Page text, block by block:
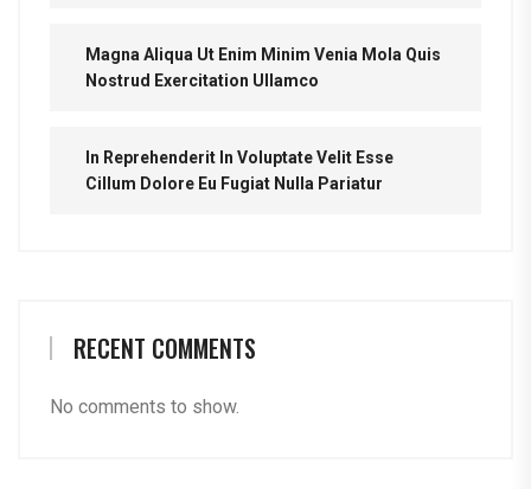
Magna Aliqua Ut Enim Minim Venia Mola Quis
Nostrud Exercitation Ullamco
In Reprehenderit In Voluptate Velit Esse
Cillum Dolore Eu Fugiat Nulla Pariatur
RECENT COMMENTS
No comments to show.